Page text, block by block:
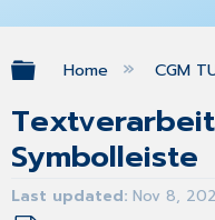
Expand/
Home CGM
Symbolleiste
Last updated Nov 8,